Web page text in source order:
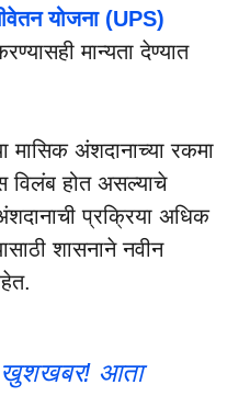
योजना (UPS)
मान्यता देण्यात
मासिक अंशदानाच्या रकमा
विलंब होत असल्याचे
प्रक्रिया अधिक
शासनाने नवीन
खुशखबर! आता